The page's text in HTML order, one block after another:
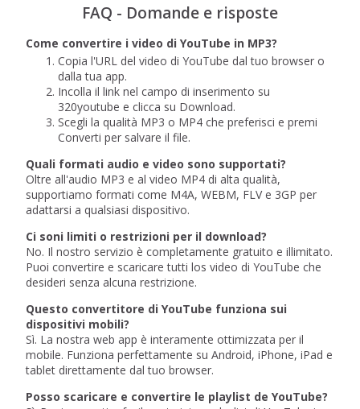
FAQ - Domande e risposte
Come convertire i video di YouTube in MP3?
Copia l'URL del video di YouTube dal tuo browser o
dalla tua app.
Incolla il link nel campo di inserimento su
320youtube e clicca su Download.
Scegli la qualità MP3 o MP4 che preferisci e premi
Converti per salvare il file.
Quali formati audio e video sono supportati?
Oltre all'audio MP3 e al video MP4 di alta qualità,
supportiamo formati come M4A, WEBM, FLV e 3GP per
adattarsi a qualsiasi dispositivo.
Ci soni limiti o restrizioni per il download?
No. Il nostro servizio è completamente gratuito e illimitato.
Puoi convertire e scaricare tutti los video di YouTube che
desideri senza alcuna restrizione.
Questo convertitore di YouTube funziona sui
dispositivi mobili?
Sì. La nostra web app è interamente ottimizzata per il
mobile. Funziona perfettamente su Android, iPhone, iPad e
tablet direttamente dal tuo browser.
Posso scaricare e convertire le playlist de YouTube?